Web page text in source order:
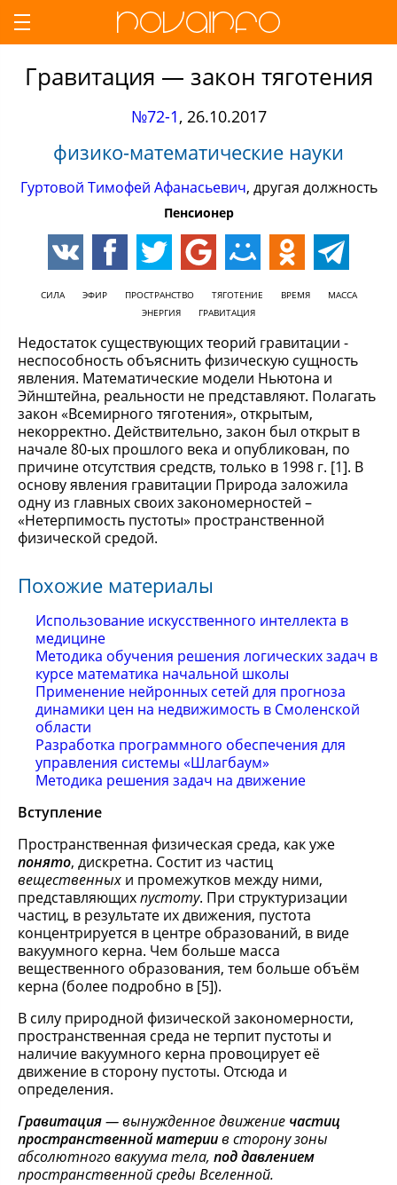
Гравитация — закон тяготения
№72-1, 26.10.2017
физико-математические науки
Гуртовой Тимофей Афанасьевич, другая должность
Пенсионер
СИЛА ЭФИР ПРОСТРАНСТВО ТЯГОТЕНИЕ ВРЕМЯ
МАССА
ЭНЕРГИЯ
ГРАВИТАЦИЯ
Недостаток существующих теорий гравитации -
неспособность объяснить физическую сущность
явления. Математические модели Ньютона и
Эйнштейна, реальности не представляют. Полагать
закон «Всемирного тяготения», открытым,
некорректно. Действительно, закон был открыт в
начале 80-ых прошлого века и опубликован, по
причине отсутствия средств, только в 1998 г. [1]. В
основу явления гравитации Природа заложила
одну из главных своих закономерностей –
«Нетерпимость пустоты» пространственной
физической средой.
Похожие материалы
Использование искусственного интеллекта в
медицине
Методика обучения решения логических задач в
курсе математика начальной школы
Применение нейронных сетей для прогноза
динамики цен на недвижимость в Смоленской
области
Разработка программного обеспечения для
управления системы «Шлагбаум»
Методика решения задач на движение
Вступление
Пространственная физическая среда, как уже
понято, дискретна. Состит из частиц
вещественных и промежутков между ними,
представляющихпустоту. При структуризации
частиц, в результате их движения, пустота
концентрируется в центре образований, в виде
вакуумного керна. Чем больше масса
вещественного образования, тем больше объём
керна (более подробно в [5]).
В силу природной физической закономерности,
пространственная среда не терпит пустоты и
наличие вакуумного керна провоцирует её
движение в сторону пустоты. Отсюда и
определения.
Гравитация— вынужденное движение частиц
пространственной материив сторону зоны
абсолютного вакуума тела, под давлением
пространственной среды Вселенной.